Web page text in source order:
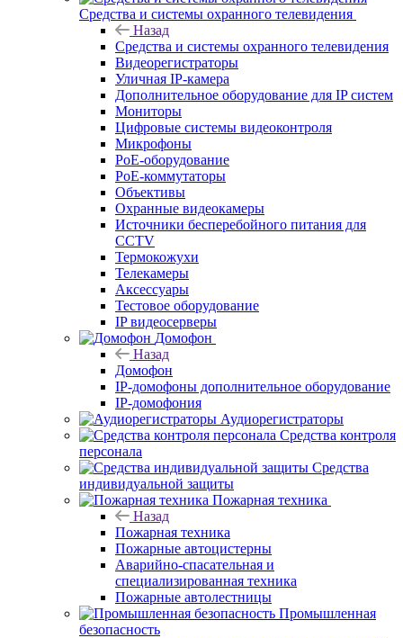
Средства и системы охранного телевидения
Назад
Средства и системы охранного телевидения
Видеорегистраторы
Уличная IP-камера
Дополнительное оборудование для IP систем
Мониторы
Цифровые системы видеоконтроля
Микрофоны
PoE-оборудование
PoE-коммутаторы
Объективы
Охранные видеокамеры
Источники бесперебойного питания для
CCTV
Термокожухи
Телекамеры
Аксессуары
Тестовое оборудование
IP видеосерверы
Домофон
Назад
Домофон
IP-домофоны дополнительное оборудование
IP-домофония
Аудиорегистраторы
Средства контроля
персонала
Средства
индивидуальной защиты
Пожарная техника
Назад
Пожарная техника
Пожарные автоцистерны
Аварийно-спасательная и
специализированная техника
Пожарные автолестницы
Промышленная
безопасность